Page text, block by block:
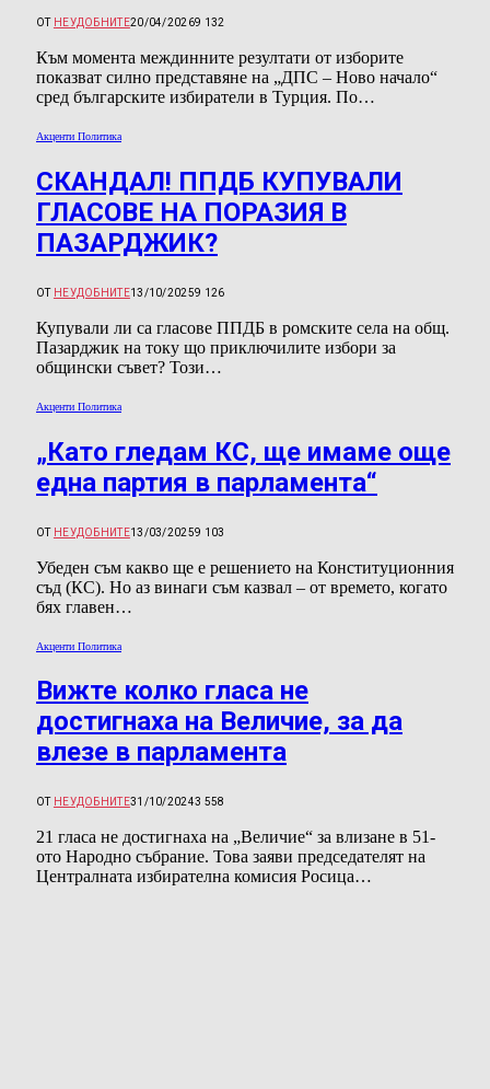
ОТ НЕУДОБНИТЕ20/04/20269 132
Към момента междинните резултати от изборите
показват силно представяне на „ДПС – Ново начало“
сред българските избиратели в Турция. По…
Акценти Политика
СКАНДАЛ! ППДБ КУПУВАЛИ
ГЛАСОВЕ НА ПОРАЗИЯ В
ПАЗАРДЖИК?
ОТ НЕУДОБНИТЕ13/10/20259 126
Купували ли са гласове ППДБ в ромските села на общ.
Пазарджик на току що приключилите избори за
общински съвет? Този…
Акценти Политика
„Като гледам КС, ще имаме още
една партия в парламента“
ОТ НЕУДОБНИТЕ13/03/20259 103
Убеден съм какво ще е решението на Конституционния
съд (КС). Но аз винаги съм казвал – от времето, когато
бях главен…
Акценти Политика
Вижте колко гласа не
достигнаха на Величие, за да
влезе в парламента
ОТ НЕУДОБНИТЕ31/10/20243 558
21 гласа не достигнаха на „Величие“ за влизане в 51-
ото Народно събрание. Това заяви председателят на
Централната избирателна комисия Росица…